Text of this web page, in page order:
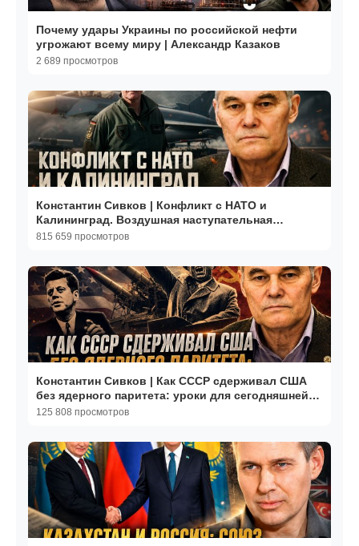
Почему удары Украины по российской нефти
угрожают всему миру | Александр Казаков
2 689 просмотров
Константин Сивков | Конфликт с НАТО и
Калининград. Воздушная наступательная
операция
815 659 просмотров
Константин Сивков | Как СССР сдерживал США
без ядерного паритета: уроки для сегодняшней
России
125 808 просмотров